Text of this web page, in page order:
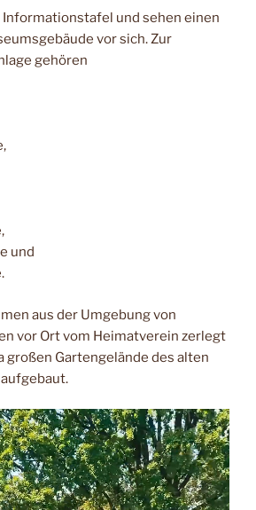
Informationstafel und sehen einen
vor sich. Zur
gehören
und
aus der Umgebung von
vor Ort vom Heimatverein zerlegt
großen Gartengelände des alten